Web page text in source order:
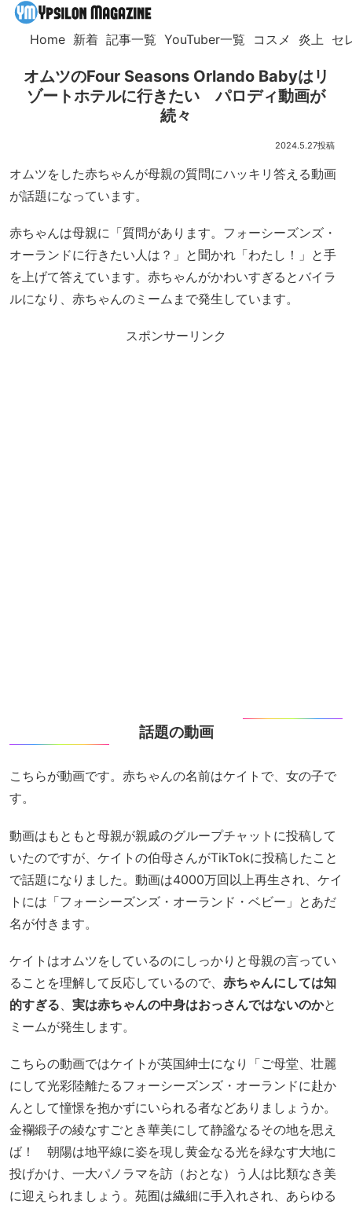
Home 新着 記事一覧 YouTuber一覧 コスメ 炎上 セ
オムツのFour Seasons Orlando Babyはリ
ゾートホテルに行きたい パロディ動画が
続々
2024.5.27
オムツをした赤ちゃんが母親の質問にハッキリ答える動画
が話題になっています。
赤ちゃんは母親に「質問があります。フォーシーズンズ・
オーランドに行きたい人は？」と聞かれ「わたし！」と手
を上げて答えています。赤ちゃんがかわいすぎるとバイラ
ルになり、赤ちゃんのミームまで発生しています。
スポンサーリンク
話題の動画
こちらが動画です。赤ちゃんの名前はケイトで、女の子で
す。
動画はもともと母親が親戚のグループチャットに投稿して
いたのですが、ケイトの伯母さんがTikTokに投稿したこと
で話題になりました。動画は4000万回以上再生され、ケイ
トには「フォーシーズンズ・オーランド・ベビー」とあだ
名が付きます。
ケイトはオムツをしているのにしっかりと母親の言ってい
ることを理解して反応しているので、 赤ちゃんにしては知
的すぎる
実は赤ちゃんの中身はおっさんではないのかと
ミームが発生します。
こちらの動画ではケイトが英国紳士になり「ご母堂、壮麗
にして光彩陸離たるフォーシーズンズ・オーランドに赴か
んとして憧憬を抱かずにいられる者などありましょうか。
金襴緞子の綾なすごとき華美にして静謐なるその地を思え
ば！ 朝陽は地平線に姿を現し黄金なる光を緑なす大地に
投げかけ、一大パノラマを訪（おとな）う人は比類なき美
に迎えられましょう。苑囿は繊細に手入れされ、あらゆる